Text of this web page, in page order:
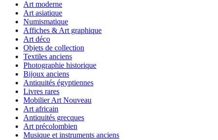
Art moderne
Art asiatique
Numismatique
Affiches & Art graphique
Art déco
Objets de collection
Textiles anciens
Photographie historique
Bijoux anciens
Antiquités égyptiennes
Livres rares
Mobilier Art Nouveau
Art africain
Antiquités grecques
Art précolombien
Musique et instruments anciens